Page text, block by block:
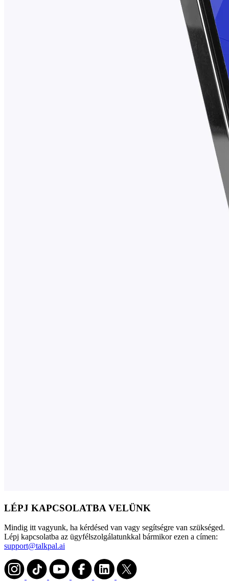
LÉPJ KAPCSOLATBA VELÜNK
Mindig itt vagyunk, ha kérdésed van vagy segítségre van szükséged.
Lépj kapcsolatba az ügyfélszolgálatunkkal bármikor ezen a címen:
support@talkpal.ai